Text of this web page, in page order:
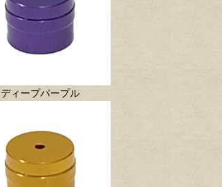
ディープパープル